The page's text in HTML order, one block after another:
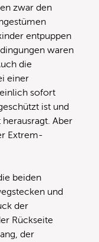
zwar den
entpuppen
waren
die
einer
sofort
ist und
Aber
Extrem-
beiden
und
der
Rückseite
der